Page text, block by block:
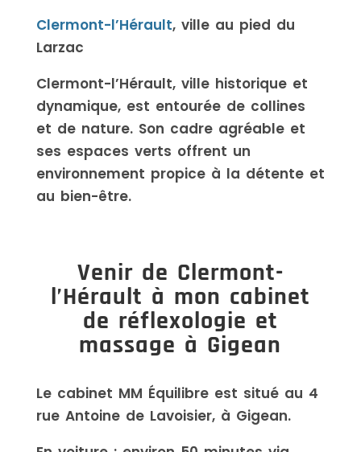
Clermont-l’Hérault, ville au pied du
Larzac
Clermont-l’Hérault, ville historique et
dynamique, est entourée de collines
et de nature. Son cadre agréable et
ses espaces verts offrent un
environnement propice à la détente et
au bien-être.
Venir de Clermont-
l’Hérault à mon cabinet
de réflexologie et
massage à Gigean
Le cabinet MM Équilibre est situé au 4
rue Antoine de Lavoisier, à Gigean.